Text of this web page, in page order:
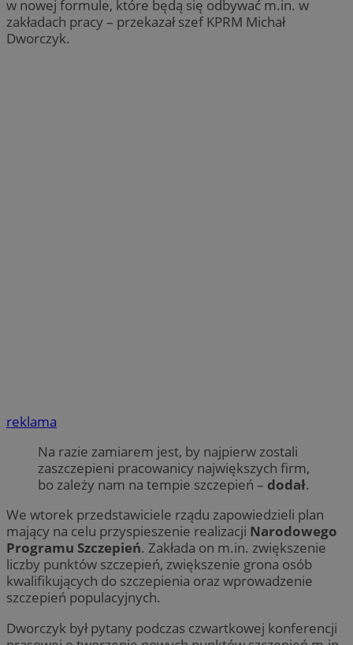
w nowej formule, które będą się odbywać m.in. w
zakładach pracy – przekazał szef KPRM Michał
Dworczyk.
reklama
Na razie zamiarem jest, by najpierw zostali
zaszczepieni pracowanicy największych firm,
bo zależy nam na tempie szczepień – dodał.
We wtorek przedstawiciele rządu zapowiedzieli plan
mający na celu przyspieszenie realizacji Narodowego
Programu Szczepień. Zakłada on m.in. zwiększenie
liczby punktów szczepień, zwiększenie grona osób
kwalifikujących do szczepienia oraz wprowadzenie
szczepień populacyjnych.
Dworczyk był pytany podczas czwartkowej konferencji